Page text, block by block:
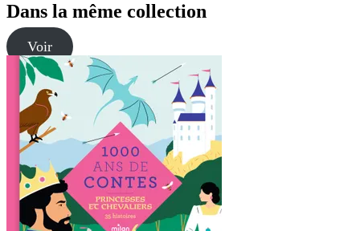
Dans la même collection
Voir